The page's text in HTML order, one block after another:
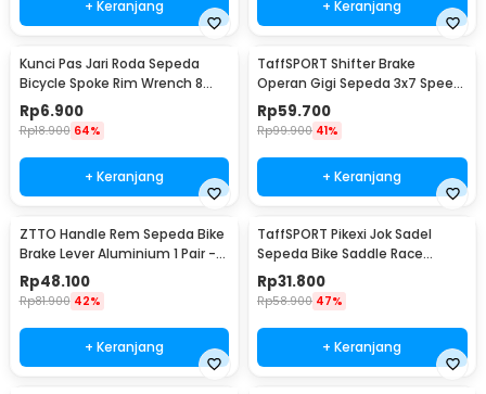
+ Keranjang + Keranjang
Kunci Pas Jari Roda Sepeda
Bicycle Spoke Rim Wrench 8
Way - W805
Rp6.900
Rp18.900 64%
+ Keranjang
TaffSPORT Shifter Brake
Operan Gigi Sepeda 3x7 Speed
2 PCS
Rp59.700
Rp99.900 41%
+ Keranjang
ZTTO Handle Rem Sepeda Bike
Brake Lever Aluminium 1 Pair -
CBL-09
Rp48.100
Rp81.900 42%
+ Keranjang
TaffSPORT Pikexi Jok Sadel
Sepeda Bike Saddle Race
Ergonomic Anti Air - FX20
Rp31.800
Rp58.900 47%
+ Keranjang